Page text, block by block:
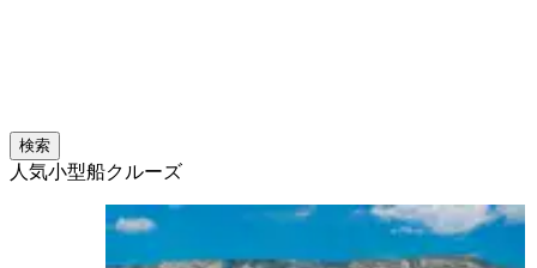
検索
人気小型船クルーズ